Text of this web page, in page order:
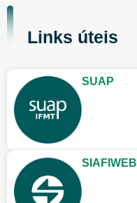
Links úteis
SUAP
SIAFIWEB